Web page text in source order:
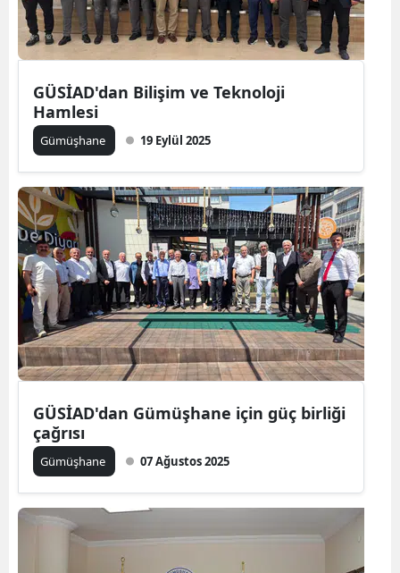
Bartın
Ardahan
Iğdır
Kilis
Osmaniye
Düzce
GÜSİAD'dan Bilişim ve Teknoloji
Hamlesi
Gümüşhane 19 Eylül 2025
GÜSİAD'dan Gümüşhane için güç birliği
çağrısı
Gümüşhane 07 Ağustos 2025